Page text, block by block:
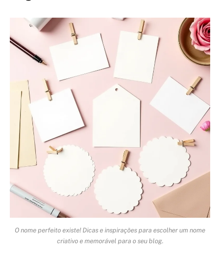
O nome perfeito existe! Dicas e inspirações para escolher um nome
criativo e memorável para o seu blog.